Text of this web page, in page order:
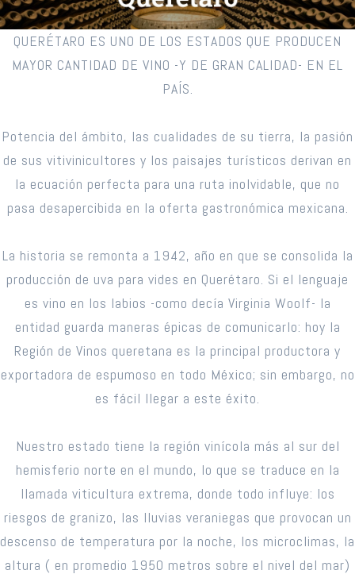
QUERÉTARO ES UNO DE LOS ESTADOS QUE PRODUCEN
MAYOR CANTIDAD DE VINO -Y DE GRAN CALIDAD- EN EL
PAÍS.
Potencia del ámbito, las cualidades de su tierra, la pasión
de sus vitivinicultores y los paisajes turísticos derivan en
la ecuación perfecta para una ruta inolvidable, que no
pasa desapercibida en la oferta gastronómica mexicana.
La historia se remonta a 1942, año en que se consolida la
producción de uva para vides en Querétaro. Si el lenguaje
es vino en los labios -como decía Virginia Woolf- la
entidad guarda maneras épicas de comunicarlo: hoy la
Región de Vinos queretana es la principal productora y
exportadora de espumoso en todo México; sin embargo, no
es fácil llegar a este éxito.
Nuestro estado tiene la región vinícola más al sur del
hemisferio norte en el mundo, lo que se traduce en la
llamada viticultura extrema, donde todo influye: los
riesgos de granizo, las lluvias veraniegas que provocan un
descenso de temperatura por la noche, los microclimas, la
altura ( en promedio 1950 metros sobre el nivel del mar)